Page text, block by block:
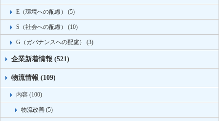
E（環境への配慮） (5)
S（社会への配慮） (10)
G（ガバナンスへの配慮） (3)
企業新着情報 (521)
物流情報 (109)
内容 (100)
物流改善 (5)